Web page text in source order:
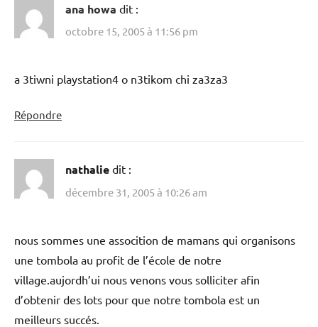
ana howa dit :
octobre 15, 2005 à 11:56 pm
a 3tiwni playstation4 o n3tikom chi za3za3
Répondre
nathalie dit :
décembre 31, 2005 à 10:26 am
nous sommes une assocition de mamans qui organisons
une tombola au profit de l’école de notre
village.aujordh’ui nous venons vous solliciter afin
d’obtenir des lots pour que notre tombola est un
meilleurs succés.